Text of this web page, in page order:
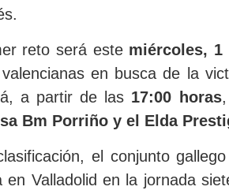
reto será este miércoles, 1
en busca de la
a partir de las 17:00 horas,
Bm Porriño y el Elda
el conjunto
en Valladolid en la jornada